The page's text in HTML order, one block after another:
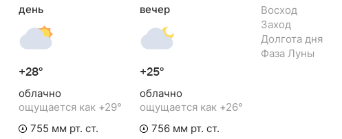
день
+28°
облачно
ощущается как +29°
755 мм рт. ст.
вечер
+25°
облачно
ощущается как +26°
756 мм рт. ст.
Восход
Заход
Долгота дня
Фаза Луны